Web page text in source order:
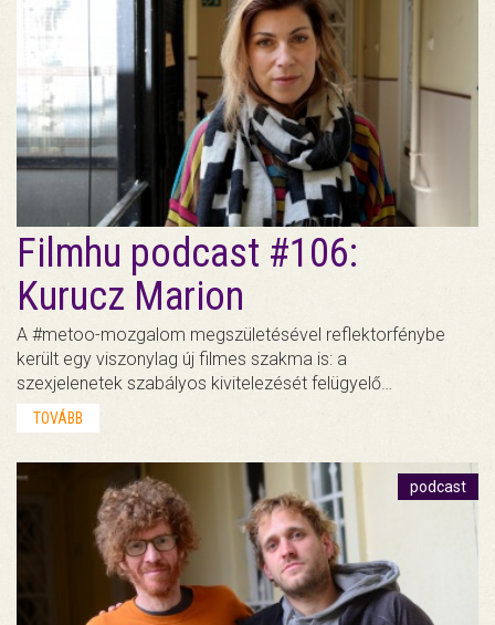
Filmhu podcast #106:
Kurucz Marion
A #metoo-mozgalom megszületésével reflektorfénybe
került egy viszonylag új filmes szakma is: a
szexjelenetek szabályos kivitelezését felügyelő…
TOVÁBB
podcast